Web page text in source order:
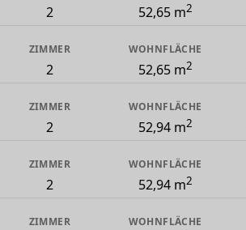
2 52,65 m2
ZIMMER
2
WOHNFLÄCHE
52,65 m2
ZIMMER
2
WOHNFLÄCHE
52,94 m2
ZIMMER
2
WOHNFLÄCHE
52,94 m2
ZIMMER WOHNFLÄCHE